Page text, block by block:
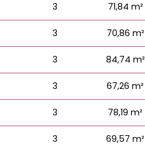
3 71,84 m²
3 70,86 m²
3 84,74 m²
3 67,26 m²
3 78,19 m²
3 69,57 m²